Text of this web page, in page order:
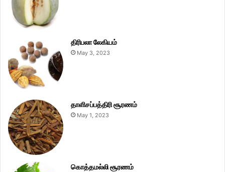
திரிபலா லேகியம்
May 3, 2023
தாளிசப்பத்திரி சூரணம்
May 1, 2023
கொத்தமல்லி சூரணம்